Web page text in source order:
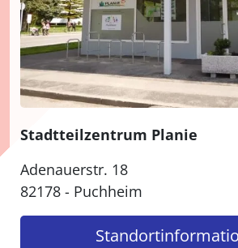
Stadtteilzentrum Planie
Adenauerstr. 18
82178 - Puchheim